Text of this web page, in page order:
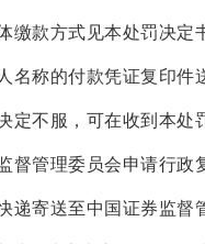
缴款方式见本处罚决定
名称的付款凭证复印件
定不服，可在收到本处
督管理委员会申请行政
递寄送至中国证券监督